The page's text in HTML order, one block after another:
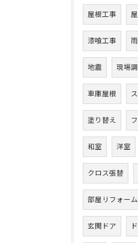
屋根工事
漆喰工事
地震 現場
車庫屋根
塗り替え
和室 洋室
クロス張替
部屋リフォーム
玄関ドア